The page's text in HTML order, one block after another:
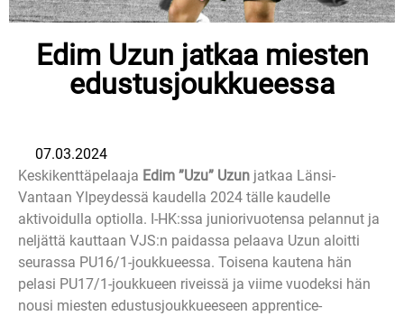
Edim Uzun jatkaa miesten
edustusjoukkueessa
07.03.2024
Keskikenttäpelaaja Edim ”Uzu” Uzun jatkaa Länsi-
Vantaan Ylpeydessä kaudella 2024 tälle kaudelle
aktivoidulla optiolla. I-HK:ssa juniorivuotensa pelannut ja
neljättä kauttaan VJS:n paidassa pelaava Uzun aloitti
seurassa PU16/1-joukkueessa. Toisena kautena hän
pelasi PU17/1-joukkueen riveissä ja viime vuodeksi hän
nousi miesten edustusjoukkueeseen apprentice-